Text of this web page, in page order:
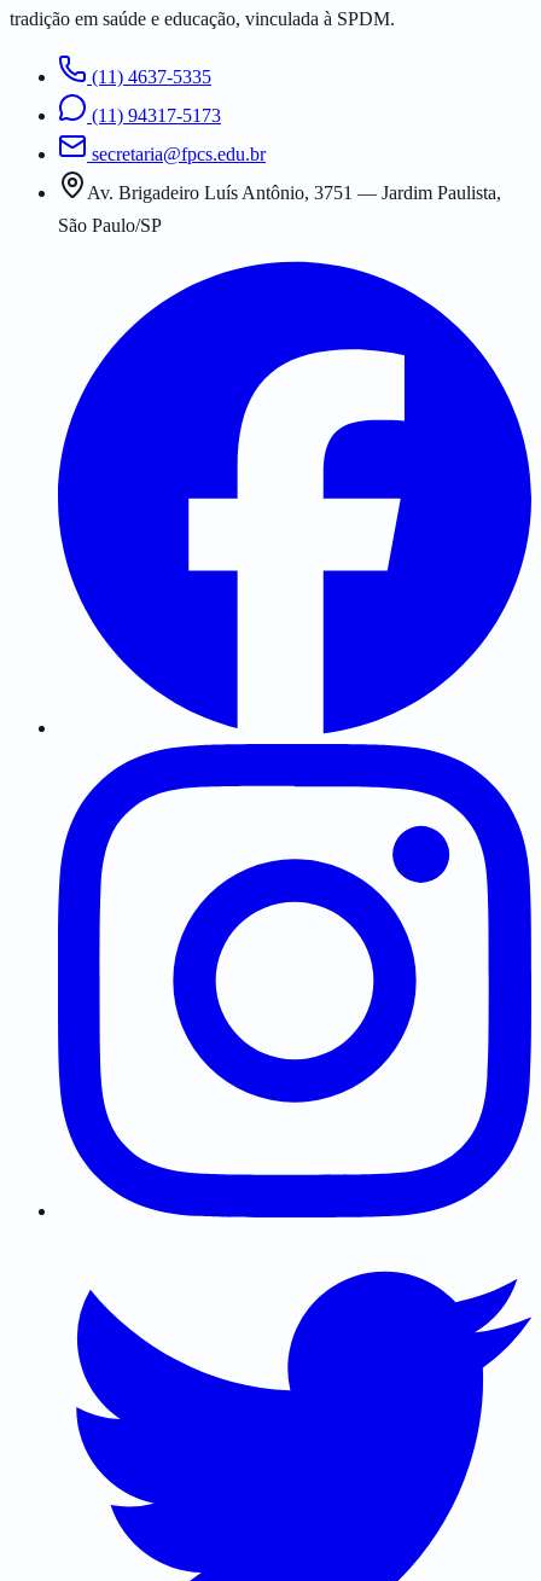
tradição em saúde e educação, vinculada à SPDM.
(11) 4637-5335
(11) 94317-5173
secretaria@fpcs.edu.br
Av. Brigadeiro Luís Antônio, 3751 — Jardim Paulista,
São Paulo/SP